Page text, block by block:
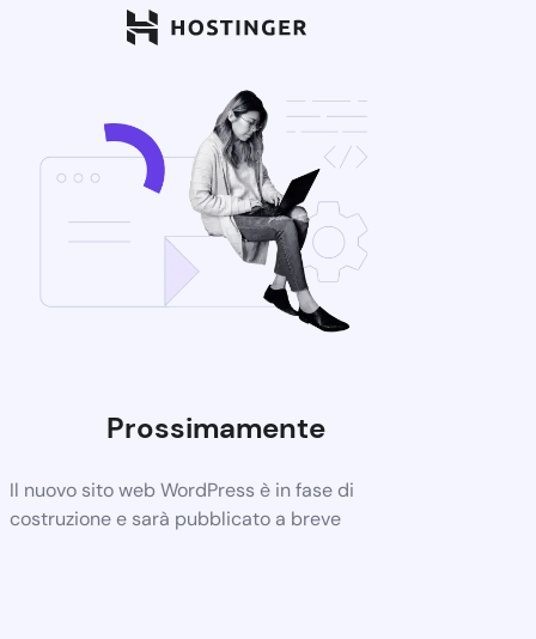
Prossimamente
Il nuovo sito web WordPress è in fase di
costruzione e sarà pubblicato a breve